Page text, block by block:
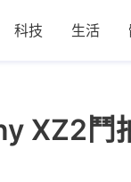
科技 生活
XZ2鬥